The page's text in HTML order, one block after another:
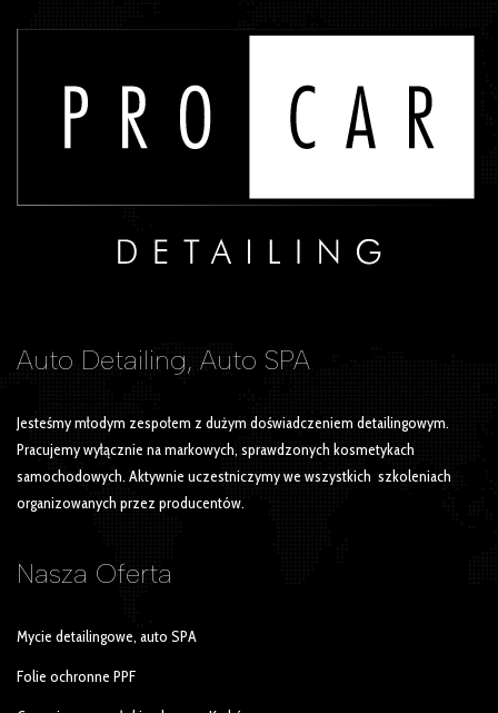
Auto Detailing, Auto SPA
Jesteśmy młodym zespołem z dużym doświadczeniem detailingowym.
Pracujemy wyłącznie na markowych, sprawdzonych kosmetykach
samochodowych. Aktywnie uczestniczymy we wszystkich szkoleniach
organizowanych przez producentów.
Nasza Oferta
Mycie detailingowe, auto SPA
Folie ochronne PPF